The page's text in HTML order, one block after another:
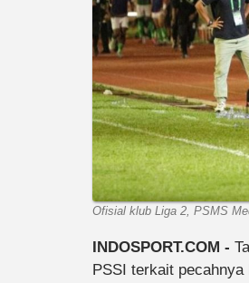
Ofisial klub Liga 2, PSMS
INDOSPORT.COM -
PSSI terkait